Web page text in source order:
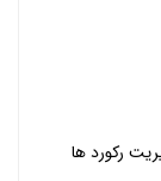
رکورد ها